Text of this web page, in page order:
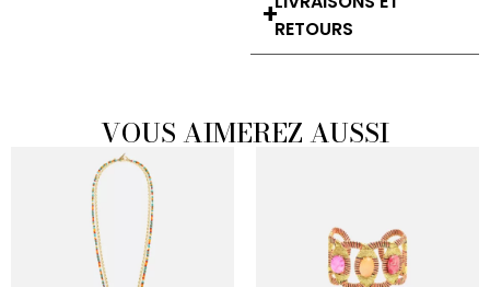
RETOURS
VOUS AIMEREZ AUSSI